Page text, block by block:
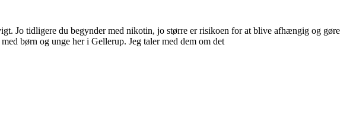
Jo tidligere du begynder med nikotin, jo større er risikoen for at blive afhængig og gøre
børn og unge her i Gellerup. Jeg taler med dem om det